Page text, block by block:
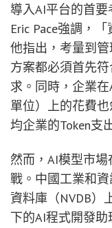
導入AI平台的首要
Eric Pace強調，
他指出，考量到
方案都必須首先
求。同時，企業
單位）上的花費
均企業的Token支
然而，AI模型市
戰。中國工業和
資料庫（NVDB）
下的AI程式開發助